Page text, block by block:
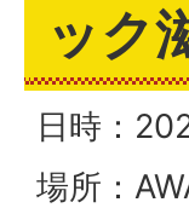
ック
日時：
場所：